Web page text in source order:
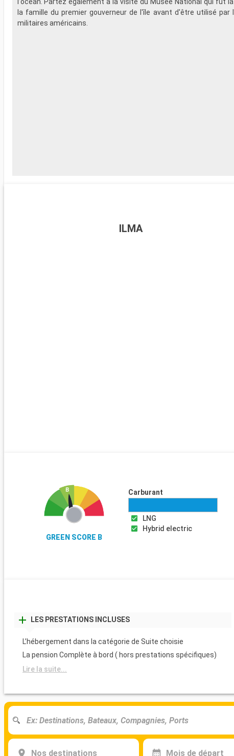
la famille du premier gouverneur de l'île avant d'être utilisé par
militaires américains.
ILMA
GREEN SCORE B
Carburant
LNG
Hybrid electric
LES PRESTATIONS INCLUSES
L’hébergement dans la catégorie de Suite choisie
La pension Complète à bord ( hors prestations spécifiques)
Lire la suite...
Nos destinations Mois de départ